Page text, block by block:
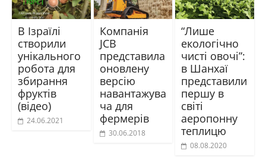
В Ізраїлі
створили
унікального
робота для
збирання
фруктів
(відео)
24.06.2021
Компанія
JCB
представила
оновлену
версію
навантажува
ча для
фермерів
30.06.2018
“Лише
екологічно
чисті овочі”:
в Шанхаї
представили
першу в
світі
аеропонну
теплицю
08.08.2020